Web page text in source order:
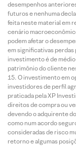
desempenhos
futuros e nenhuma
feita neste material em
cenário
podem afetar o
em significativas perdas
investimento é de
patrimônio do cliente
O investimento em
investidores de perfil
praticada pela XP
direitos de compra ou
devendo o adquirente
como num acordo
consideradas de risco
retorno e algumas